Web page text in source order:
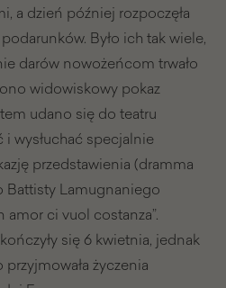
a dzień później rozpoczęła
Było ich tak wiele,
darów nowożeńcom trwało
widowiskowy pokaz
udano się do teatru
wysłuchać specjalnie
przedstawienia (dramma
Battisty Lamugnaniego
amor ci vuol costanza”.
się 6 kwietnia, jednak
przyjmowała życzenia